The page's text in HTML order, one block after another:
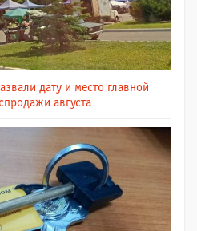
дату и место главной
августа